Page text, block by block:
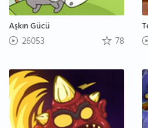
Aşkın Gücü
26053 78